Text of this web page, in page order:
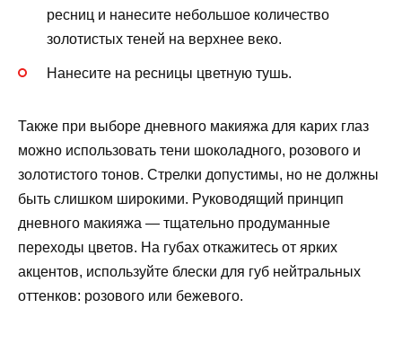
ресниц и нанесите небольшое количество
золотистых теней на верхнее веко.
Нанесите на ресницы цветную тушь.
Также при выборе дневного макияжа для карих глаз
можно использовать тени шоколадного, розового и
золотистого тонов. Стрелки допустимы, но не должны
быть слишком широкими. Руководящий принцип
дневного макияжа — тщательно продуманные
переходы цветов. На губах откажитесь от ярких
акцентов, используйте блески для губ нейтральных
оттенков: розового или бежевого.